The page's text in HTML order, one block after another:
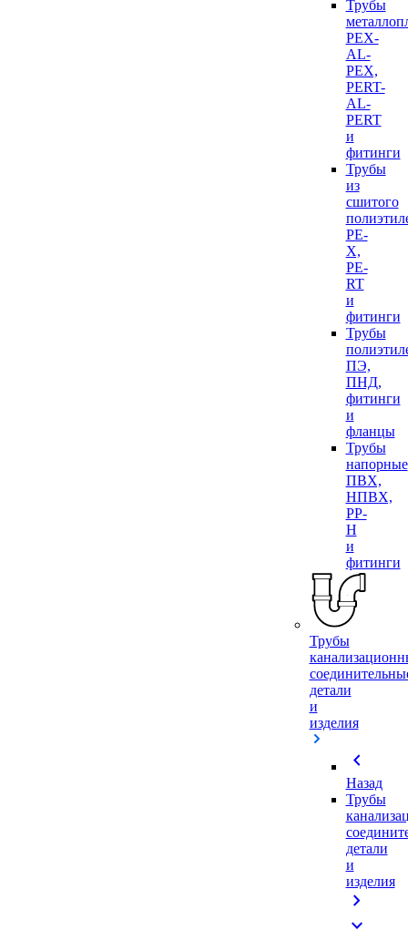
Трубы
PEX-
AL-
PEX,
PERT-
AL-
PERT
и
фитинги
Трубы
из
сшитого
PE-
X,
PE-
RT
и
фитинги
Трубы
ПЭ,
ПНД,
фитинги
и
фланцы
Трубы
напорные
ПВХ,
НПВХ,
PP-
H
и
фитинги
Трубы
детали
и
изделия
chevron_left
Назад
Трубы
детали
и
изделия
chevron_right
expand_more